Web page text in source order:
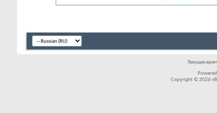
Текущее
Copyright © 2026